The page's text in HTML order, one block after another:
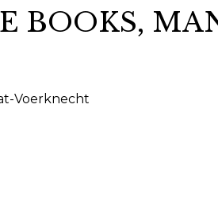
LIBRAIRIES
BOOKS,
Voerknecht